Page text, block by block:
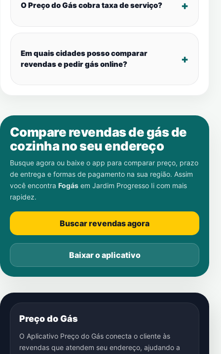
O Preço do Gás cobra taxa de serviço?
Em quais cidades posso comparar
revendas e pedir gás online?
Compare revendas de gás de
cozinha no seu endereço
Busque agora ou baixe o app para comparar preço, prazo
de entrega e formas de pagamento na sua região. Assim
você encontra Fogás em Jardim Progresso Ii com mais
rapidez.
Buscar revendas agora
Baixar o aplicativo
Preço do Gás
O Aplicativo Preço do Gás conecta o cliente às
revendas que atendem seu endereço, ajudando a